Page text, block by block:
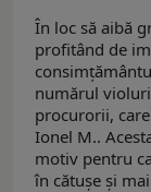
În loc să aibă
profitând de
numărul
procurorii,
Ionel M..
motiv pentru
în cătușe și